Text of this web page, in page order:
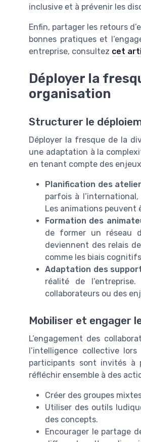
inclusive et à prévenir les
Enfin, partager les retours
bonnes pratiques et
entreprise, consultez cet
Déployer la
organisation
Structurer le
Déployer la fresque de la
une adaptation à la
en tenant compte des
Planification des
parfois à
Les animations peuvent
Formation des
de former un réseau
deviennent des relais
comme les biais
Adaptation des
réalité de
collaborateurs ou des
Mobiliser et engager
L’engagement des
l’intelligence collective
participants sont invités à
réfléchir ensemble à des
Créer des groupes
Utiliser des outils
des concepts.
Encourager le partage